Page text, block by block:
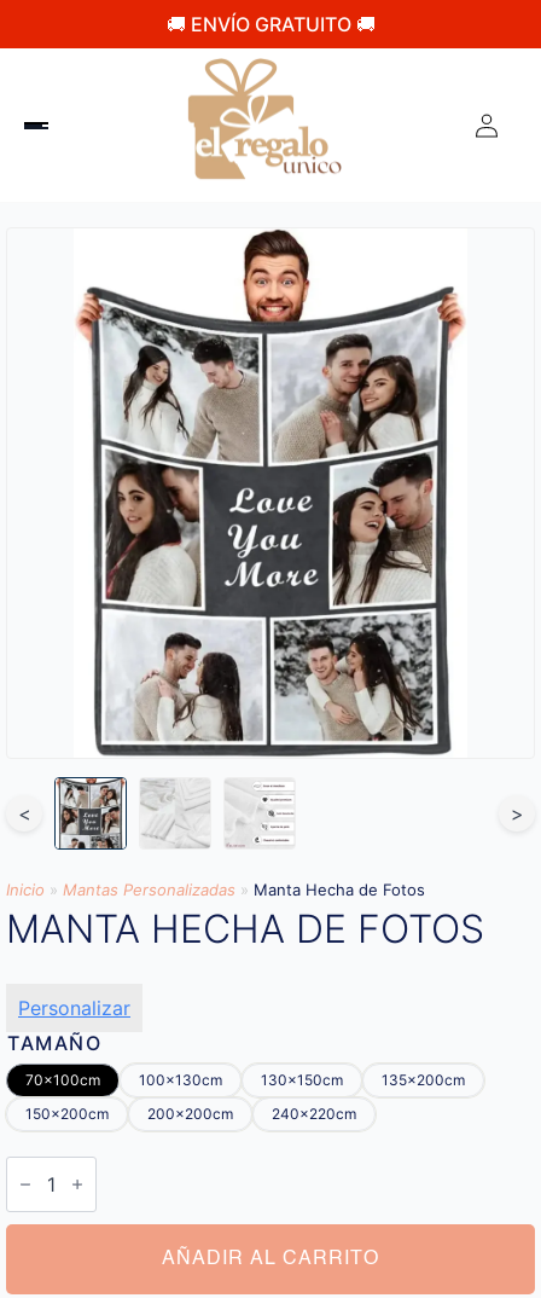
🚚 ENVÍO GRATUITO 🚚
< >
Inicio » Mantas Personalizadas » Manta Hecha de Fotos
MANTA HECHA DE FOTOS
Personalizar
TAMAÑO
70x100cm 100x130cm 130x150cm
135x200cm
150x200cm
200x200cm 240x220cm
Manta
Hecha
de
Fotos
AÑADIR AL CARRITO